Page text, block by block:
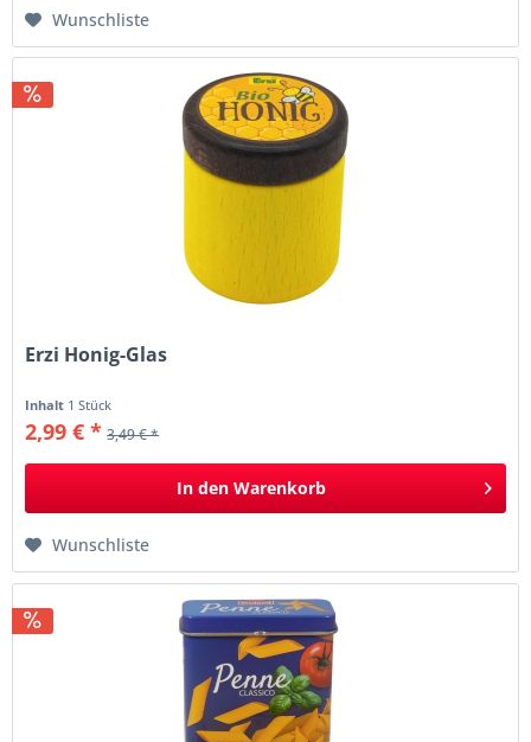
Wunschliste
Erzi Honig-Glas
Inhalt 1 Stück
2,99 € * 3,49 € *
In den Warenkorb
Wunschliste